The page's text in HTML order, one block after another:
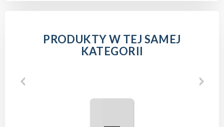
PRODUKTY W TEJ SAMEJ
KATEGORII